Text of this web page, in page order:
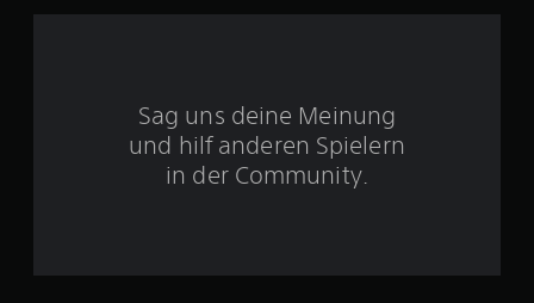
Sag uns deine Meinung
und hilf anderen Spielern
in der Community.